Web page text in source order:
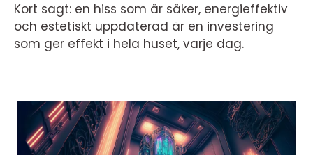
Kort sagt: en hiss som är säker, energieffektiv
och estetiskt uppdaterad är en investering
som ger effekt i hela huset, varje dag.